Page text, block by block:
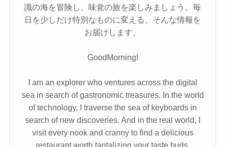
識の海を冒険し、味覚の旅を楽しみましょう。毎
日を少しだけ特別なものに変える、そんな情報を
お届けします。
GoodMorning!
I am an explorer who ventures across the digital
sea in search of gastronomic treasures. In the world
of technology, I traverse the sea of keyboards in
search of new discoveries. And in the real world, I
visit every nook and cranny to find a delicious